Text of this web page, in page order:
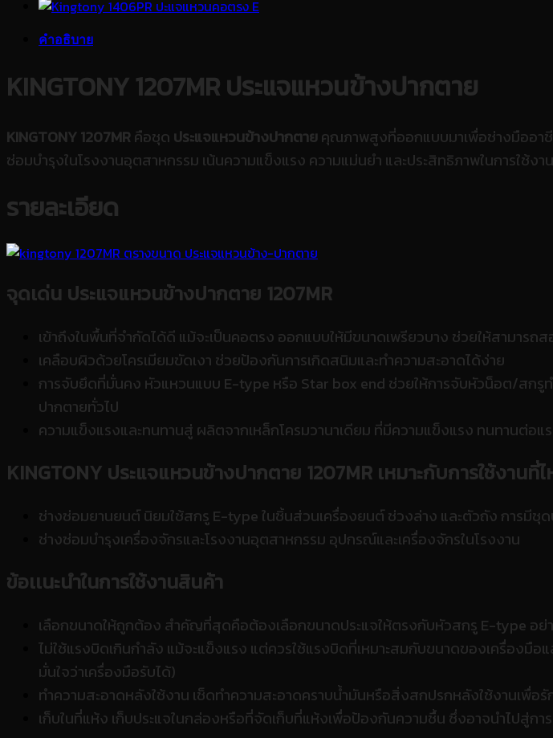
คำอธิบาย
KINGTONY1207MRประแจแหวนข้างปากตาย
KINGTONY 1207MR คือชุด ประแจแหวนข้างปากตาย คุณภาพสูงที่ออกแบบมาเพื่อช่างมืออาชี
ซ่อมบำรุงในโรงงานอุตสาหกรรม เน้นความแข็งแรง ความแม่นยำ และประสิทธิภาพในการใช้งา
รายละเอียด
จุดเด่น ประแจแหวนข้างปากตาย 1207MR
เข้าถึงในพื้นที่จำกัดได้ดี แม้จะเป็นคอตรง ออกแบบให้มีขนาดเพรียวบาง ช่วยให้สามารถ
เคลือบผิวด้วยโครเมียมขัดเงา ช่วยป้องกันการเกิดสนิมและทำความสะอาดได้ง่าย
การจับยึดที่มั่นคง หัวแหวนแบบ E-type หรือ Star box end ช่วยให้การจับหัวน็อต/สกรู
ปากตายทั่วไป
ความแข็งแรงและทนทานสู่ ผลิตจากเหล็กโครมวานาเดียม ที่มีความแข็งแรง ทนทานต่อ
KINGTONY ประแจแหวนข้างปากตาย 1207MR เหมาะกับการใช้งานที่
ช่างซ่อมยานยนต์ นิยมใช้สกรู E-type ในชิ้นส่วนเครื่องยนต์ ช่วงล่าง และตัวถัง การมีชุ
ช่างซ่อมบำรุงเครื่องจักรและโรงงานอุตสาหกรรม อุปกรณ์และเครื่องจักรในโรงงาน
ข้อเเนะนำในการใช้งานสินค้า
เลือกขนาดให้ถูกต้อง สำคัญที่สุดคือต้องเลือกขนาดประแจให้ตรงกับหัวสกรู E-type อ
ไม่ใช้แรงบิดเกินกำลัง แม้จะแข็งแรง แต่ควรใช้แรงบิดที่เหมาะสมกับขนาดของเครื่องมื
มั่นใจว่าเครื่องมือรับได้)
ทำความสะอาดหลังใช้งาน เช็ดทำความสะอาดคราบน้ำมันหรือสิ่งสกปรกหลังใช้งานเพื่อ
เก็บในที่แห้ง เก็บประแจในกล่องหรือที่จัดเก็บที่แห้งเพื่อป้องกันความชื้น ซึ่งอาจนำไปสู่การ